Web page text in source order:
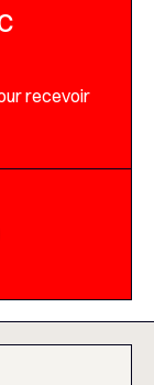
recevoir